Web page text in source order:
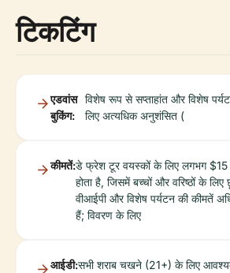
टिकटिंग
एडवांस
बुकिंग:
विशेष रूप से सप्ताहांत और विशेष
लिए अत्यधिक अनुशंसित (
कीमतें:डे फ्रेश टूर वयस्कों के लिए लगभग
होता है, जिसमें बच्चों और वरिष्ठों के
वीआईपी और विशेष पर्यटन की कीमतें
हैं; विवरण के लिए
आईडी:सभी शराब चखने (21+) के लिए